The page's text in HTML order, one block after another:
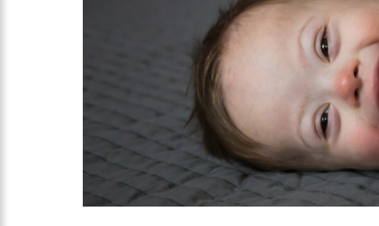
12:56 Nasce primeiro bebê
Jogador do Flamengo
12:37
Plano Safra
crédito para o biênio 23/24
12:30
Prefeitura garante